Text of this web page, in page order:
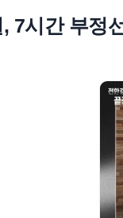
, 7시간 부